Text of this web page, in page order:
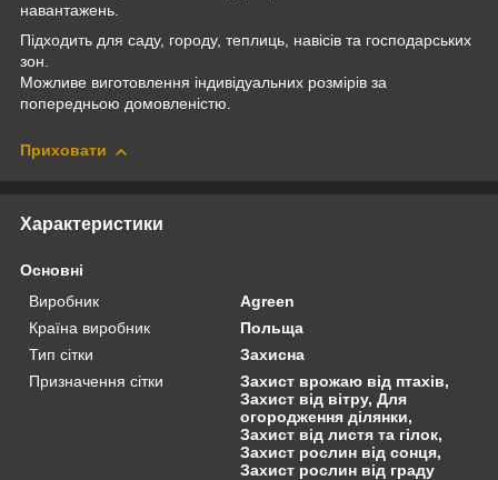
навантажень.
Підходить для саду, городу, теплиць, навісів та господарських
зон.
Можливе виготовлення індивідуальних розмірів за
попередньою домовленістю.
Приховати
Характеристики
Основні
Виробник
Agreen
Країна виробник
Польща
Тип сітки
Захисна
Призначення сітки
Захист врожаю від птахів,
Захист від вітру, Для
огородження ділянки,
Захист від листя та гілок,
Захист рослин від сонця,
Захист рослин від граду